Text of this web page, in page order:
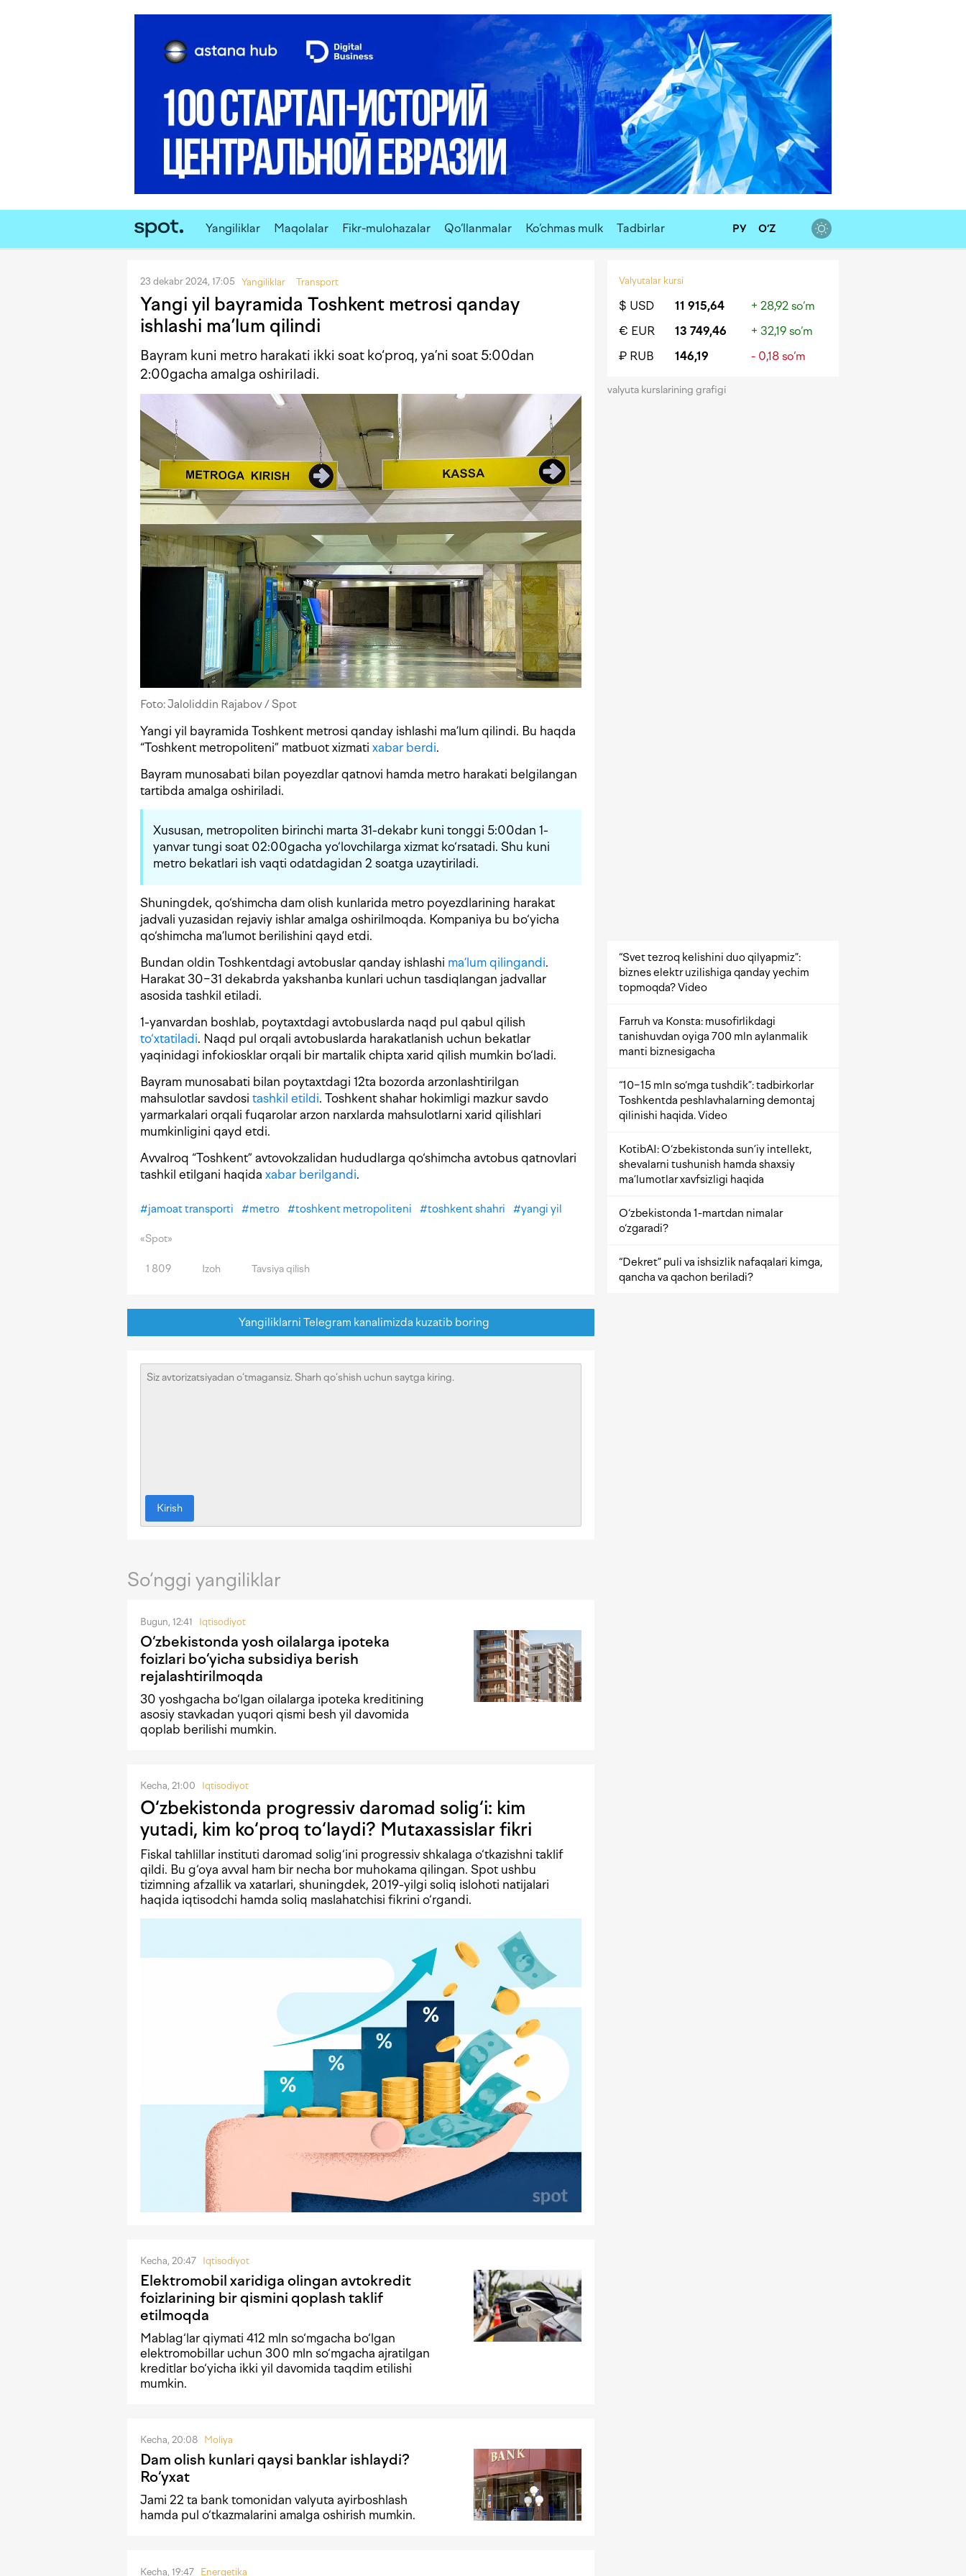
Yangiliklar Maqolalar Fikr-mulohazalar Qo‘llanmalar Ko‘chmas mulk Tadbirlar РУ O‘Z
23 dekabr 2024, 17:05 Yangiliklar Transport
Yangi yil bayramida Toshkent metrosi qanday
ishlashi ma’lum qilindi
Bayram kuni metro harakati ikki soat ko‘proq, ya’ni soat 5:00dan
2:00gacha amalga oshiriladi.
Foto: Jaloliddin Rajabov / Spot
Yangi yil bayramida Toshkent metrosi qanday ishlashi ma’lum qilindi. Bu haqda
“Toshkent metropoliteni” matbuot xizmati xabar berdi.
Bayram munosabati bilan poyezdlar qatnovi hamda metro harakati belgilangan
tartibda amalga oshiriladi.
Xususan, metropoliten birinchi marta 31-dekabr kuni tonggi 5:00dan 1-
yanvar tungi soat 02:00gacha yo‘lovchilarga xizmat ko‘rsatadi. Shu kuni
metro bekatlari ish vaqti odatdagidan 2 soatga uzaytiriladi.
Shuningdek, qo‘shimcha dam olish kunlarida metro poyezdlarining harakat
jadvali yuzasidan rejaviy ishlar amalga oshirilmoqda. Kompaniya bu bo‘yicha
qo‘shimcha ma’lumot berilishini qayd etdi.
Bundan oldin Toshkentdagi avtobuslar qanday ishlashi ma’lum qilingandi.
Harakat 30−31 dekabrda yakshanba kunlari uchun tasdiqlangan jadvallar
asosida tashkil etiladi.
1-yanvardan boshlab, poytaxtdagi avtobuslarda naqd pul qabul qilish
to‘xtatiladi. Naqd pul orqali avtobuslarda harakatlanish uchun bekatlar
yaqinidagi infokiosklar orqali bir martalik chipta xarid qilish mumkin bo‘ladi.
Bayram munosabati bilan poytaxtdagi 12ta bozorda arzonlashtirilgan
mahsulotlar savdosi tashkil etildi. Toshkent shahar hokimligi mazkur savdo
yarmarkalari orqali fuqarolar arzon narxlarda mahsulotlarni xarid qilishlari
mumkinligini qayd etdi.
Avvalroq “Toshkent” avtovokzalidan hududlarga qo‘shimcha avtobus qatnovlari
tashkil etilgani haqida xabar berilgandi.
#jamoat transporti #metro #toshkent metropoliteni #toshkent shahri #yangi yil
«Spot»
1 809 Izoh Tavsiya qilish
Yangiliklarni Telegram kanalimizda kuzatib boring
Kirish
So‘nggi yangiliklar
Bugun, 12:41 Iqtisodiyot
O‘zbekistonda yosh oilalarga ipoteka
foizlari bo‘yicha subsidiya berish
rejalashtirilmoqda
30 yoshgacha bo‘lgan oilalarga ipoteka kreditining
asosiy stavkadan yuqori qismi besh yil davomida
qoplab berilishi mumkin.
Kecha, 21:00 Iqtisodiyot
O‘zbekistonda progressiv daromad solig‘i: kim
yutadi, kim ko‘proq to‘laydi? Mutaxassislar fikri
Fiskal tahlillar instituti daromad solig‘ini progressiv shkalaga o‘tkazishni taklif
qildi. Bu g‘oya avval ham bir necha bor muhokama qilingan. Spot ushbu
tizimning afzallik va xatarlari, shuningdek, 2019-yilgi soliq islohoti natijalari
haqida iqtisodchi hamda soliq maslahatchisi fikrini o‘rgandi.
Kecha, 20:47 Iqtisodiyot
Elektromobil xaridiga olingan avtokredit
foizlarining bir qismini qoplash taklif
etilmoqda
Mablag‘lar qiymati 412 mln so‘mgacha bo‘lgan
elektromobillar uchun 300 mln so‘mgacha ajratilgan
kreditlar bo‘yicha ikki yil davomida taqdim etilishi
mumkin.
Kecha, 20:08 Moliya
Dam olish kunlari qaysi banklar ishlaydi?
Ro‘yxat
Jami 22 ta bank tomonidan valyuta ayirboshlash
hamda pul o‘tkazmalarini amalga oshirish mumkin.
Kecha, 19:47 Energetika
Valyutalar kursi
$ USD 11 915,64
+ 28,92 so‘m
€ EUR
13 749,46
+ 32,19 so‘m
₽ RUB
146,19 - 0,18 so‘m
valyuta kurslarining grafigi
“Svet tezroq kelishini duo qilyapmiz”:
biznes elektr uzilishiga qanday yechim
topmoqda? Video
Farruh va Konsta: musofirlikdagi
tanishuvdan oyiga 700 mln aylanmalik
manti biznesigacha
“10−15 mln so‘mga tushdik”: tadbirkorlar
Toshkentda peshlavhalarning demontaj
qilinishi haqida. Video
KotibAI: O‘zbekistonda sun’iy intellekt,
shevalarni tushunish hamda shaxsiy
ma’lumotlar xavfsizligi haqida
O‘zbekistonda 1-martdan nimalar
o‘zgaradi?
“Dekret” puli va ishsizlik nafaqalari kimga,
qancha va qachon beriladi?